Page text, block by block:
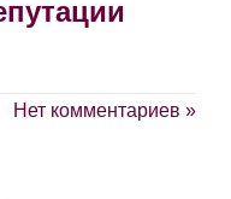
Нет комментариев »